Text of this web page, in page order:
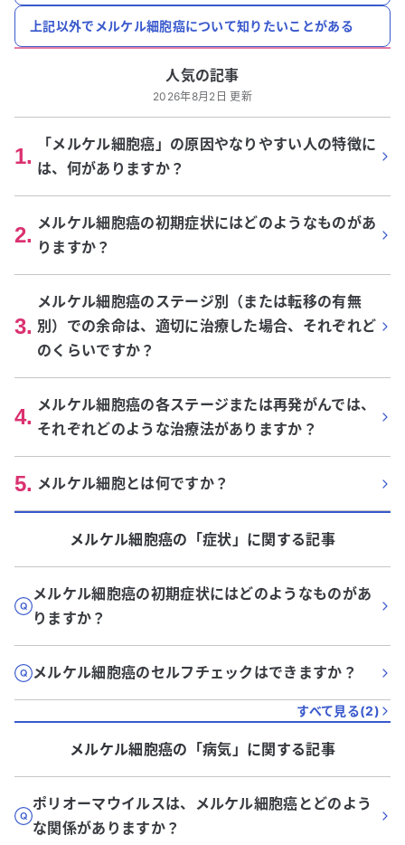
上記以外でメルケル細胞癌について知りたいことがある
人気の記事
2026年8月2日 更新
1.
「メルケル細胞癌」の原因やなりやすい人の特徴に
は、何がありますか？
2. メルケル細胞癌の初期症状にはどのようなものがあ
りますか？
3.
メルケル細胞癌のステージ別（または転移の有無
別）での余命は、適切に治療した場合、それぞれど
のくらいですか？
4. メルケル細胞癌の各ステージまたは再発がんでは、
それぞれどのような治療法がありますか？
5. メルケル細胞とは何ですか？
メルケル細胞癌の「症状 」に関する記事
メルケル細胞癌の初期症状にはどのようなものがあ
りますか？
メルケル細胞癌のセルフチェックはできますか？
すべて見る(2)
メルケル細胞癌の「病気 」に関する記事
ポリオーマウイルスは、メルケル細胞癌とどのよう
な関係がありますか？